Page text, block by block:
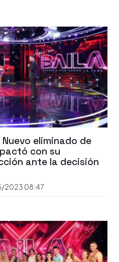
eliminado de
con su
ante la decisión
2023 08:47